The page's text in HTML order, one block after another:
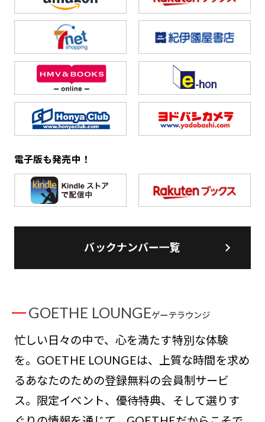
電子版も発売中！
バックナンバー一覧
GOETHE LOUNGEゲーテラウンジ
忙しい日々の中で、心を満たす特別な体験
を。GOETHE LOUNGEは、上質な時間を求め
るあなたのための登録無料の会員制サービ
ス。限定イベント、優待特典、そして選りす